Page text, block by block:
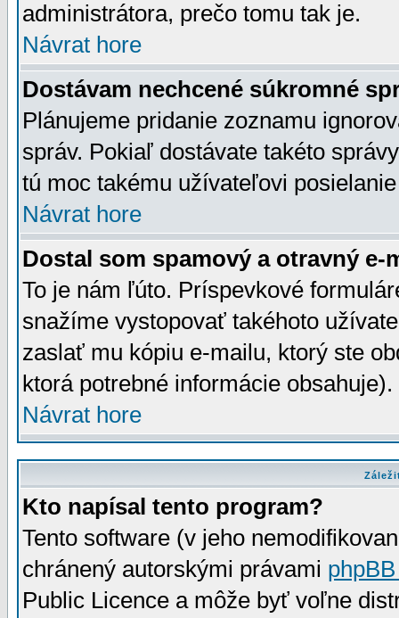
administrátora, prečo tomu tak je.
Návrat hore
Dostávam nechcené súkromné
Plánujeme pridanie zoznamu
správ. Pokiaľ dostávate takéto
tú moc takému užívateľovi
Návrat hore
Dostal som spamový a otravný e-
To je nám ľúto. Príspevkové
snažíme vystopovať takéhoto
zaslať mu kópiu e-mailu, ktorý ste
ktorá potrebné informácie
Návrat hore
Kto napísal tento program?
Tento software (v jeho
chránený autorskými právami
Public Licence a môže byť voľne